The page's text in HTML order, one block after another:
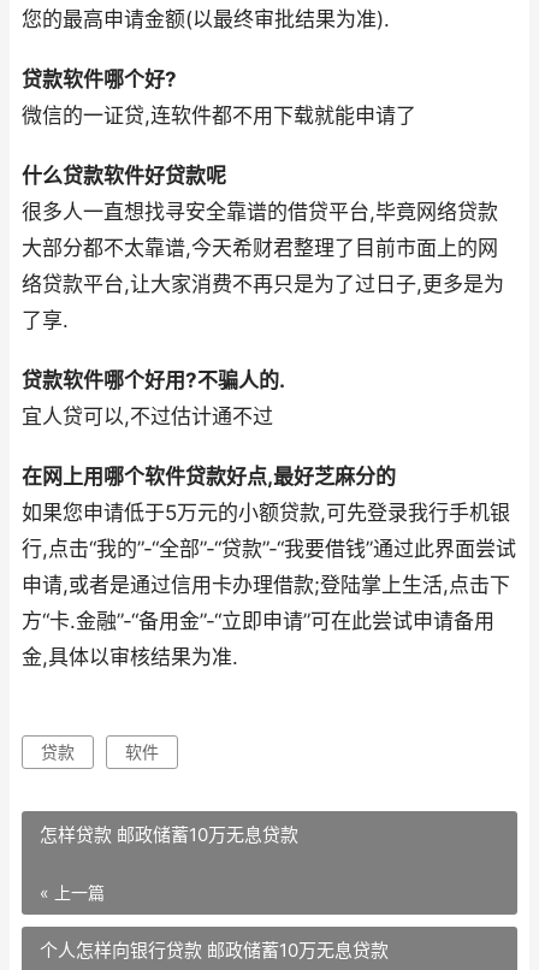
您的最高申请金额(以最终审批结果为准).
贷款软件哪个好?
微信的一证贷,连软件都不用下载就能申请了
什么贷款软件好贷款呢
很多人一直想找寻安全靠谱的借贷平台,毕竟网络贷款
大部分都不太靠谱,今天希财君整理了目前市面上的网
络贷款平台,让大家消费不再只是为了过日子,更多是为
了享.
贷款软件哪个好用?不骗人的.
宜人贷可以,不过估计通不过
在网上用哪个软件贷款好点,最好芝麻分的
如果您申请低于5万元的小额贷款,可先登录我行手机银
行,点击“我的”-“全部”-“贷款”-“我要借钱”通过此界面尝试
申请,或者是通过信用卡办理借款;登陆掌上生活,点击下
方“卡.金融”-“备用金”-“立即申请”可在此尝试申请备用
金,具体以审核结果为准.
贷款 软件
怎样贷款 邮政储蓄10万无息贷款
« 上一篇
个人怎样向银行贷款 邮政储蓄10万无息贷款